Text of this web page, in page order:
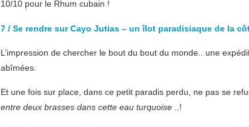
10/10 pour le Rhum cubain !
7 / Se rendre sur Cayo Jutias – un îlot paradisiaque de la
L’impression de chercher le bout du bout du monde.. une
abîmées.
Et une fois sur place, dans ce petit paradis perdu, ne pas se
entre deux brasses dans cette eau turquoise ..!